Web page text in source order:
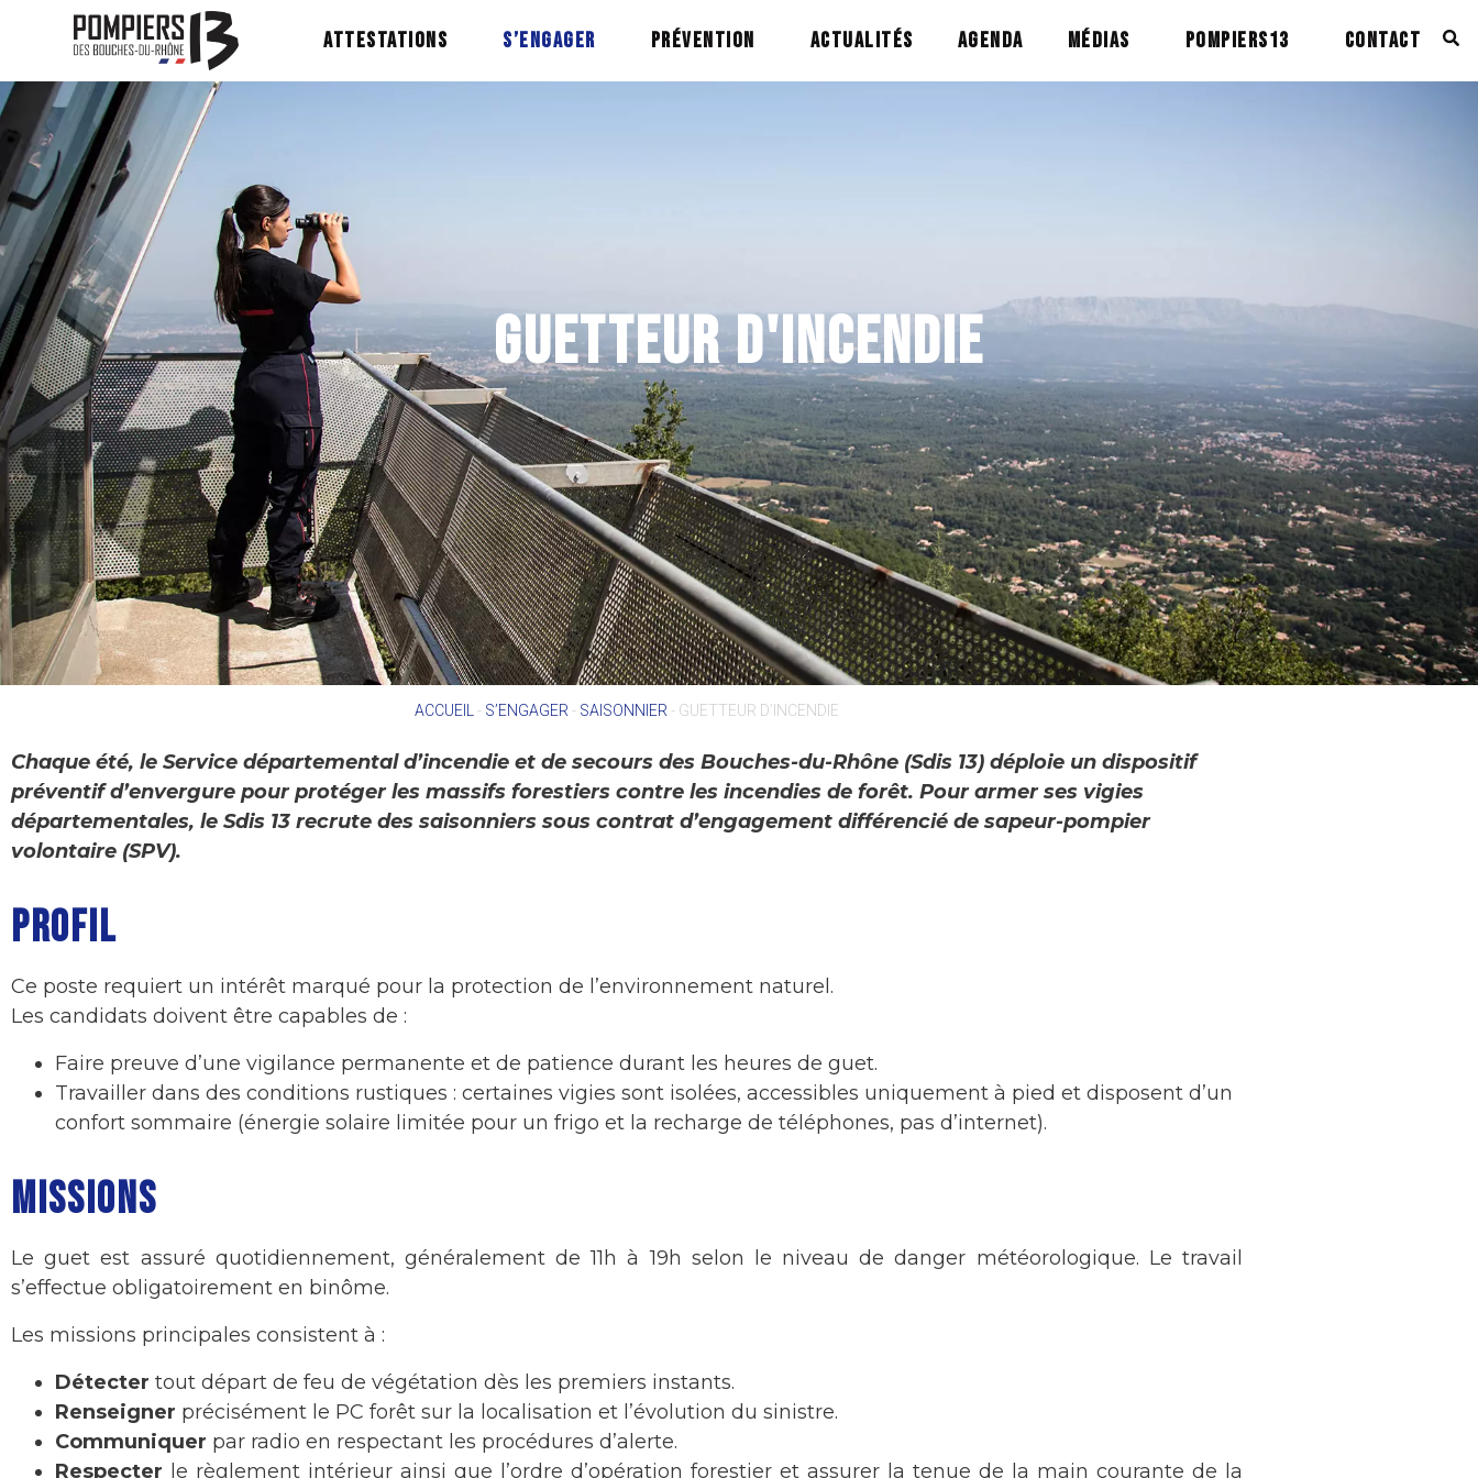
ATTESTATIONS S’ENGAGER PRÉVENTION ACTUALITÉS AGENDA MÉDIAS POMPIERS13 CONTACT
GUETTEUR D'INCENDIE
ACCUEIL - S’ENGAGER - SAISONNIER - GUETTEUR D’INCENDIE
Chaque été, le Service départemental d’incendie et de secours des Bouches-du-Rhône (Sdis 13) déploie un dispositif
préventif d’envergure pour protéger les massifs forestiers contre les incendies de forêt. Pour armer ses vigies
départementales, le Sdis 13 recrute des saisonniers sous contrat d’engagement différencié de sapeur-pompier
volontaire (SPV).
PROFIL
Ce poste requiert un intérêt marqué pour la protection de l’environnement naturel.
Les candidats doivent être capables de :
Faire preuve d’une vigilance permanente et de patience durant les heures de guet.
Travailler dans des conditions rustiques : certaines vigies sont isolées, accessibles uniquement à pied et disposent d’un
confort sommaire (énergie solaire limitée pour un frigo et la recharge de téléphones, pas d’internet).
MISSIONS
Le guet est assuré quotidiennement, généralement de 11h à 19h selon le niveau de danger météorologique. Le travail
s’effectue obligatoirement en binôme.
Les missions principales consistent à :
Détecter tout départ de feu de végétation dès les premiers instants.
Renseigner précisément le PC forêt sur la localisation et l’évolution du sinistre.
Communiquer par radio en respectant les procédures d’alerte.
Respecter le règlement intérieur ainsi que l’ordre d’opération forestier et assurer la tenue de la main courante de la